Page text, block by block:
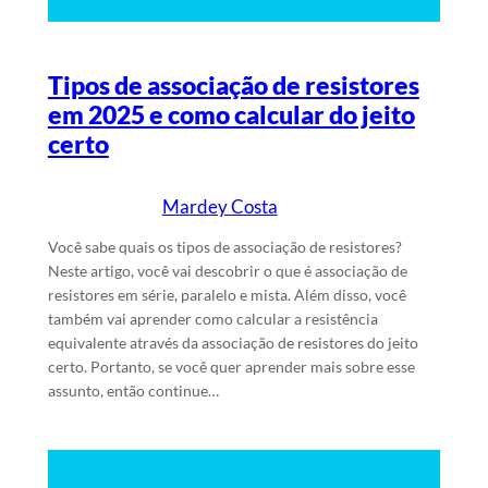
Tipos de associação de resistores
em 2025 e como calcular do jeito
certo
Mardey Costa
Você sabe quais os tipos de associação de resistores?
Neste artigo, você vai descobrir o que é associação de
resistores em série, paralelo e mista. Além disso, você
também vai aprender como calcular a resistência
equivalente através da associação de resistores do jeito
certo. Portanto, se você quer aprender mais sobre esse
assunto, então continue…